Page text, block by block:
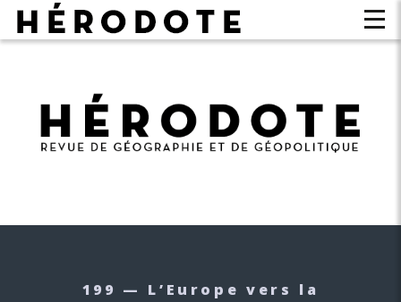
199 — L’Europe vers la